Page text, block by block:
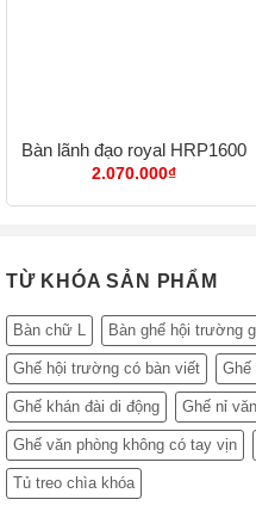
Bàn lãnh đạo royal HRP1600
2.070.000₫
TỪ KHÓA SẢN PHẨM
Bàn chữ L Bàn ghế hội trường
Ghế hội trường có bàn viết Ghế
Ghế khán đài di động Ghế nỉ
Ghế văn phòng không có tay vịn
Tủ treo chìa khóa